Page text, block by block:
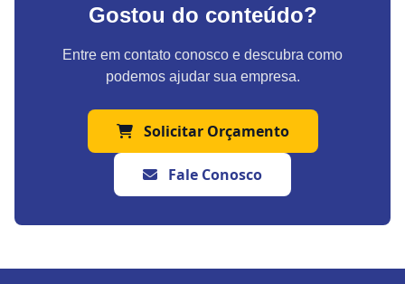
Gostou do conteúdo?
Entre em contato conosco e descubra como
podemos ajudar sua empresa.
Solicitar Orçamento
Fale Conosco